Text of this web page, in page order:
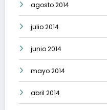
agosto 2014
julio 2014
junio 2014
mayo 2014
abril 2014